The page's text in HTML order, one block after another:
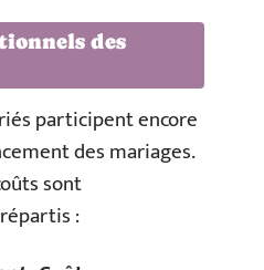
des
participent encore
des mariages.
sont
: